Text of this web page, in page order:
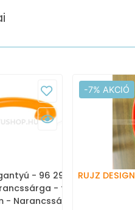
- 96 299.08
- furattáv 96
- Narancssárga
-7% AKCIÓ
RUJZ DESIGN